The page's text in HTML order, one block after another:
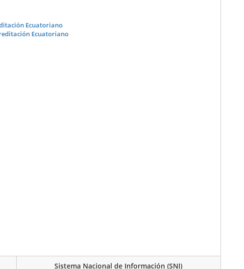
Ecuatoriano
Ecuatoriano
Sistema Nacional de Información (SNI)